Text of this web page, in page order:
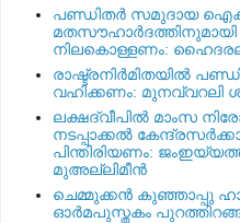
പണ്ഡിതര്‍ സമുദായ
മതസൗഹാര്‍ദത്തിനുമായി
നിലകൊള്ളണം:
രാഷ്ട്രനിര്‍മിതയില്‍
വഹിക്കണം: മുനവ്വറലി
ലക്ഷദ്വീപില്‍ മാംസ
നടപ്പാക്കല്‍
പിന്തിരിയണം:
മുഅല്ലിമീന്‍
ചെമ്മുക്കന്‍ കുഞ്ഞാപ്പു
ഓര്‍മപുസ്തകം